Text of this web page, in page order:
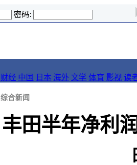
密码:
财经 中国 日本 海外 文学 体育 影视 读
综合新闻
丰田半年净利